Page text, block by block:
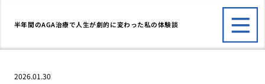
半年間のAGA治療で人生が劇的に変わった私の体験談
2026.01.30